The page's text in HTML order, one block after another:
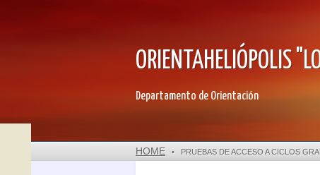
ORIENTAHELIÓPOLIS
Departamento de Orientación
HOME • PRUEBAS DE ACCESO A CICLOS